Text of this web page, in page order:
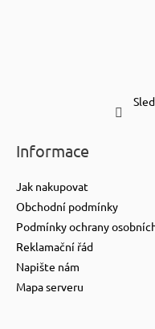
Informace
Jak nakupovat
Obchodní podmínky
Podmínky ochrany
Reklamační řád
Napište nám
Mapa serveru